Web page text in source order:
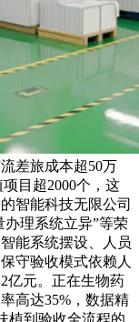
差旅成本超50万
目超2000个，这
智能科技无限公司
办理系统立异”等荣
能系统摆设、人员
守验收模式依赖人
亿元。正在生物药
高达35%，数据精